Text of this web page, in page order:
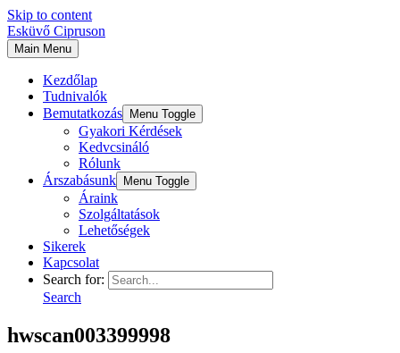
Skip to content
Esküvő Cipruson
Main Menu
Kezdőlap
Tudnivalók
Bemutatkozás
Menu Toggle
Gyakori Kérdések
Kedvcsináló
Rólunk
Árszabásunk
Menu Toggle
Áraink
Szolgáltatások
Lehetőségek
Sikerek
Kapcsolat
Search for:
Search
hwscan003399998